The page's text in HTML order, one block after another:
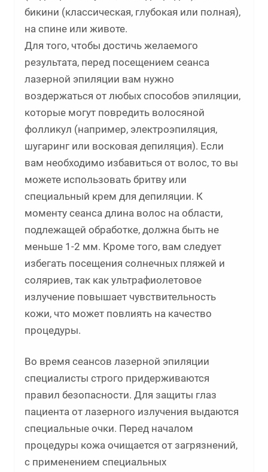
бикини (классическая, глубокая или полная),
на спине или животе.
Для того, чтобы достичь желаемого
результата, перед посещением сеанса
лазерной эпиляции вам нужно
воздержаться от любых способов эпиляции,
которые могут повредить волосяной
фолликул (например, электроэпиляция,
шугаринг или восковая депиляция). Если
вам необходимо избавиться от волос, то вы
можете использовать бритву или
специальный крем для депиляции. К
моменту сеанса длина волос на области,
подлежащей обработке, должна быть не
меньше 1-2 мм. Кроме того, вам следует
избегать посещения солнечных пляжей и
соляриев, так как ультрафиолетовое
излучение повышает чувствительность
кожи, что может повлиять на качество
процедуры.
Во время сеансов лазерной эпиляции
специалисты строго придерживаются
правил безопасности. Для защиты глаз
пациента от лазерного излучения выдаются
специальные очки. Перед началом
процедуры кожа очищается от загрязнений,
с применением специальных